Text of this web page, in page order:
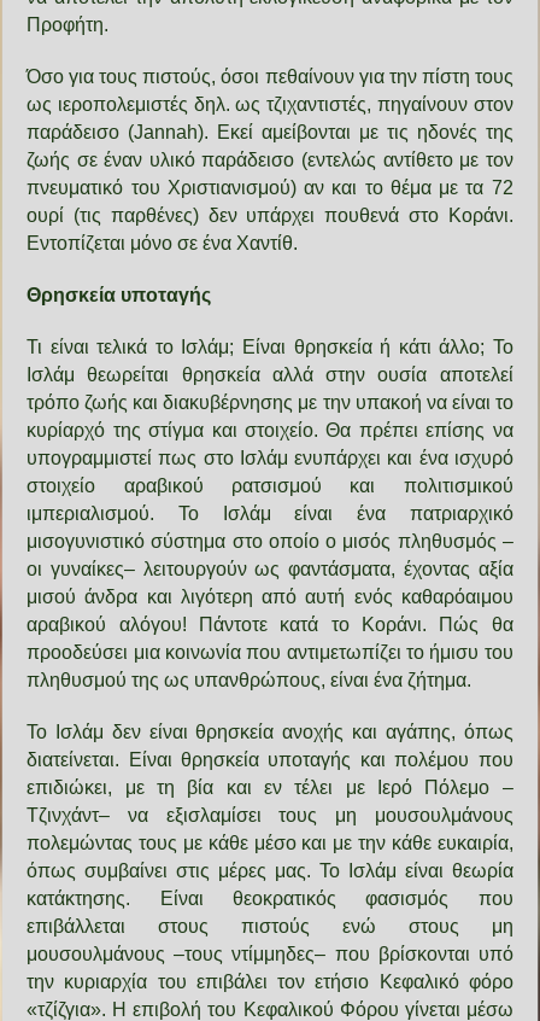
Προφήτη.
Όσο για τους πιστούς, όσοι πεθαίνουν για την πίστη τους
ως ιεροπολεμιστές δηλ. ως τζιχαντιστές, πηγαίνουν στον
παράδεισο (Jannah). Εκεί αμείβονται με τις ηδονές της
ζωής σε έναν υλικό παράδεισο (εντελώς αντίθετο με τον
πνευματικό του Χριστιανισμού) αν και το θέμα με τα 72
ουρί (τις παρθένες) δεν υπάρχει πουθενά στο Κοράνι.
Εντοπίζεται μόνο σε ένα Χαντίθ.
Θρησκεία υποταγής
Τι είναι τελικά το Ισλάμ; Είναι θρησκεία ή κάτι άλλο; Το
Ισλάμ θεωρείται θρησκεία αλλά στην ουσία αποτελεί
τρόπο ζωής και διακυβέρνησης με την υπακοή να είναι το
κυρίαρχό της στίγμα και στοιχείο. Θα πρέπει επίσης να
υπογραμμιστεί πως στο Ισλάμ ενυπάρχει και ένα ισχυρό
στοιχείο αραβικού ρατσισμού και πολιτισμικού
ιμπεριαλισμού. Το Ισλάμ είναι ένα πατριαρχικό
μισογυνιστικό σύστημα στο οποίο ο μισός πληθυσμός –
οι γυναίκες– λειτουργούν ως φαντάσματα, έχοντας αξία
μισού άνδρα και λιγότερη από αυτή ενός καθαρόαιμου
αραβικού αλόγου! Πάντοτε κατά το Κοράνι. Πώς θα
προοδεύσει μια κοινωνία που αντιμετωπίζει το ήμισυ του
πληθυσμού της ως υπανθρώπους, είναι ένα ζήτημα.
Το Ισλάμ δεν είναι θρησκεία ανοχής και αγάπης, όπως
διατείνεται. Είναι θρησκεία υποταγής και πολέμου που
επιδιώκει, με τη βία και εν τέλει με Ιερό Πόλεμο –
Τζινχάντ– να εξισλαμίσει τους μη μουσουλμάνους
πολεμώντας τους με κάθε μέσο και με την κάθε ευκαιρία,
όπως συμβαίνει στις μέρες μας. Το Ισλάμ είναι θεωρία
κατάκτησης. Είναι θεοκρατικός φασισμός που
επιβάλλεται στους πιστούς ενώ στους μη
μουσουλμάνους –τους ντίμμηδες– που βρίσκονται υπό
την κυριαρχία του επιβάλει τον ετήσιο Κεφαλικό φόρο
«τζίζγια». Η επιβολή του Κεφαλικού Φόρου γίνεται μέσω